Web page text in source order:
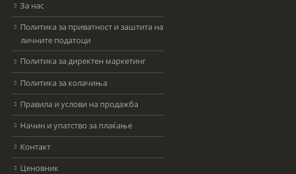
За нас
Политика за приватност и заштита на
личните податоци
Политика за директен маркетинг
Политика за колачиња
Правила и услови на продажба
Начин и упатство за плаќање
Контакт
Ценовник